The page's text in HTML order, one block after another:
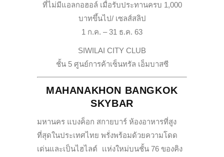
ที่ไม่มีแอลกอฮอล์ เมื่อรับประทานครบ 1,000
บาทขึ้นไป/ เซลส์สลิป
1 ก.ค. – 31 ธ.ค. 63
SIWILAI CITY CLUB
ชั้น 5 ศูนย์การค้าเซ็นทรัล เอ็มบาสซี
MAHANAKHON BANGKOK
SKYBAR
มหานคร แบงค็อก สกายบาร์ ห้องอาหารที่สูง
ที่สุดในประเทศไทย พรั่งพร้อมด้วยความโดด
เด่นและเป็นไฮไลต์ เเห่งใหม่บนชั้น 76 ของคิง